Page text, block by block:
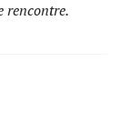
rencontre.